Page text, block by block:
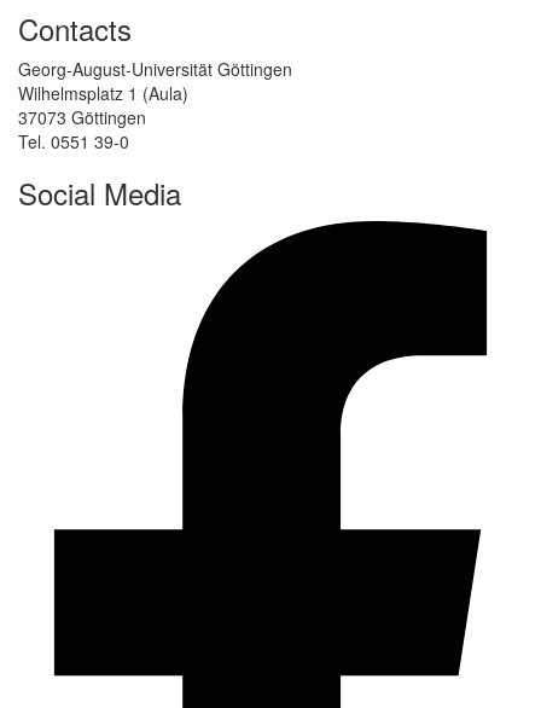
Contacts
Georg-August-Universität Göttingen
Wilhelmsplatz 1 (Aula)
37073 Göttingen
Tel. 0551 39-0
Social Media